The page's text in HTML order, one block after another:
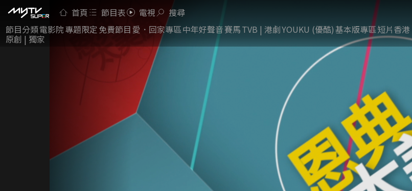
首頁 節目表 電視 搜尋
節目分類電影院專題限定免費節目 愛．回家專區中年好聲音賽馬TVB | 港劇YOUKU (優酷)基本版專區短片香
原創 | 獨家